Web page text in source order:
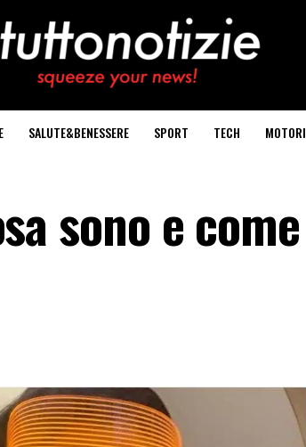
SALUTE&BENESSERE SPORT TECH MOTORI
sono e come